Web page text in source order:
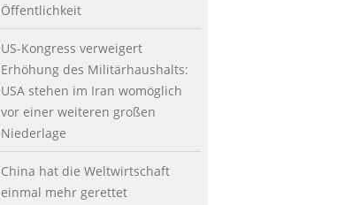
Öffentlichkeit
US-Kongress verweigert
Erhöhung des Militärhaushalts:
USA stehen im Iran womöglich
vor einer weiteren großen
Niederlage
China hat die Weltwirtschaft
einmal mehr gerettet